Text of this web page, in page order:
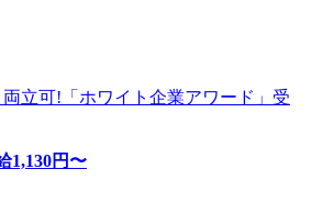
立可!「ホワイト企業アワード」受
1,130円〜